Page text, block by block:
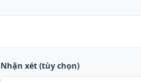
Nhận xét (tùy chọn)